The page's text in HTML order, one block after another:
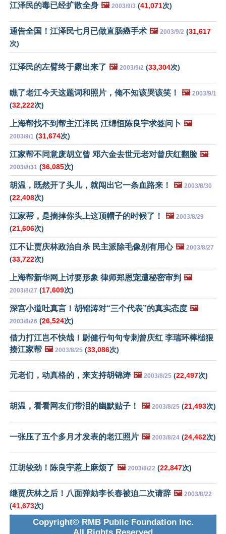
江泽民的毒已经扩散全身 🖼️ 2003/9/3 (41,071次)
通告全国！江泽民七月已做直肠癌手术 🖼️ 2003/9/2 (31,617
次)
江泽民的左臂终于露出来了 🖼️ 2003/9/2 (33,304次)
瞧了老江今天这题词和照片，俺不知该哭该笑！ 🖼️ 2003/9/1
(32,222次)
上海帮找不到帮主江泽民 江绵恒陈良宇求签问卜 🖼️
2003/9/1 (31,674次)
江家帮不同意废胡立曾 邓六金去世元老对曾庆红翻脸 🖼️
2003/8/31 (36,085次)
胡温，既然开了头儿，就闯出它一条血路来！ 🖼️ 2003/8/30
(22,408次)
江家帮，是摘掉你头上这顶帽子的时候了！ 🖼️ 2003/8/29
(21,606次)
江不让贾庆林政治自杀 民主派除毛像别有用心 🖼️ 2003/8/27
(33,722次)
上海帮新华网上讨要形象 律师郑恩宠遭秘密审判 🖼️
2003/8/27 (17,609次)
深宫小道吐真言！胡锦涛对“三个代表”的真实态度 🖼️
2003/8/26 (26,524次)
借力打江岂不快哉！尉健行句句专刺曾庆红 李瑞环棒槌狠
揍江家帮 🖼️ 2003/8/25 (33,086次)
元老们，动真格的，来支持胡锦涛 🖼️ 2003/8/25 (22,497次)
胡温，看看网友们带泪的幽默贴子！ 🖼️ 2003/8/25 (21,493次)
一张压了五个多月才发表的老江照片 🖼️ 2003/8/24 (24,462次)
江胡较劲！陈良宇惹上麻烦了 🖼️ 2003/8/22 (22,847次)
继贾庆林之后！八面弹劾李长春被迫二次请辞 🖼️ 2003/8/22
(41,673次)
Copyright© RMB Public Foundation Inc.